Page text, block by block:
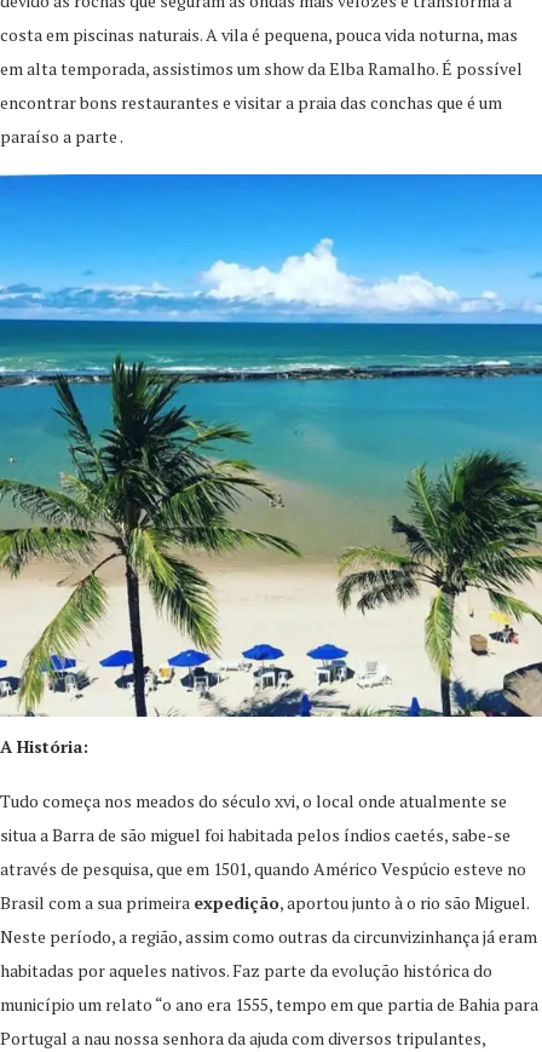
costa em piscinas naturais. A vila é pequena, pouca vida noturna, mas
em alta temporada, assistimos um show da Elba Ramalho. É possível
encontrar bons restaurantes e visitar a praia das conchas que é um
paraíso a parte .
A História:
Tudo começa nos meados do século xvi, o local onde atualmente se
situa a Barra de são miguel foi habitada pelos índios caetés, sabe-se
através de pesquisa, que em 1501, quando Américo Vespúcio esteve no
Brasil com a sua primeira expedição, aportou junto à o rio são Miguel.
Neste período, a região, assim como outras da circunvizinhança já eram
habitadas por aqueles nativos. Faz parte da evolução histórica do
município um relato “o ano era 1555, tempo em que partia de Bahia para
Portugal a nau nossa senhora da ajuda com diversos tripulantes,